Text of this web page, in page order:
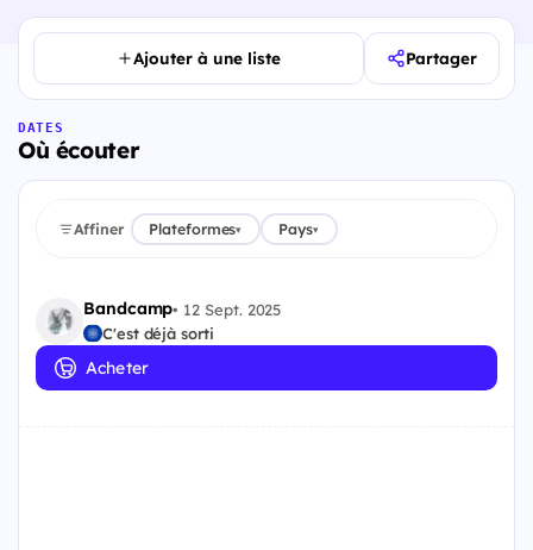
Ajouter à une liste Partager
DATES
Où écouter
Affiner Plateformes▾ Pays▾
Bandcamp• 12 Sept. 2025
C'est déjà sorti
Acheter